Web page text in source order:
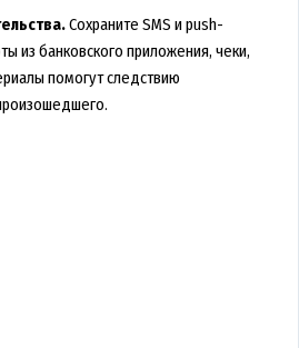
Сохраните SMS и push-
из банковского приложения, чеки,
помогут следствию